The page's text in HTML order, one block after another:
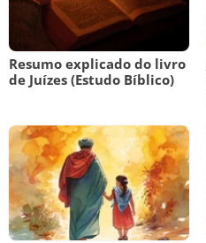
Resumo explicado do livro
de Juízes (Estudo Bíblico)